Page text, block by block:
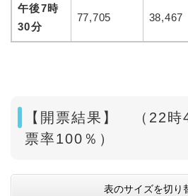
午後7時
30分
77,705 38,467
【開票結果】 （22
票率100％）
表のサイズを切り